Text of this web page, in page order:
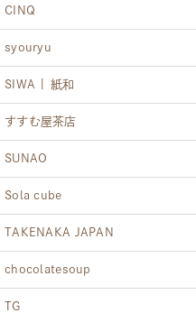
CINQ
syouryu
SIWA | 紙和
すすむ屋茶店
SUNAO
Sola cube
TAKENAKA JAPAN
chocolatesoup
TG